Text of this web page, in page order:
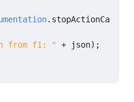
. stopActionCall
from f1: " + json);